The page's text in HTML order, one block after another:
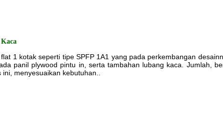
1 kotak seperti tipe SPFP 1A1 yang pada perkembangan
panil plywood pintu in, serta tambahan lubang kaca. Jumlah,
menyesuaikan kebutuhan..